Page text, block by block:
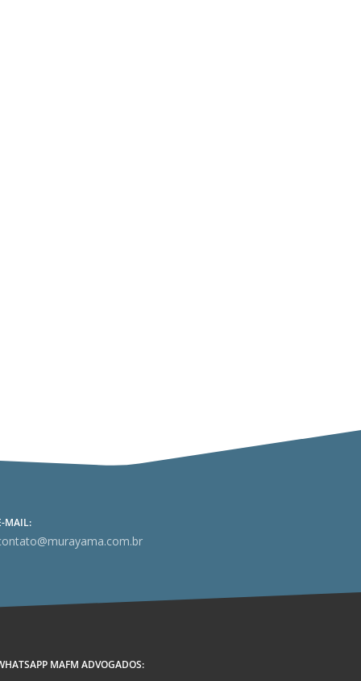
MAIL:
MAFM ADVOGADOS: